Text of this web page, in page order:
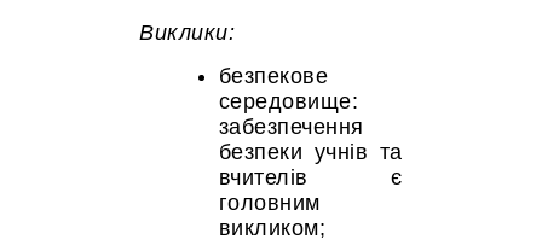
Виклики:
безпекове
середовище:
забезпечення
безпеки учнів та
вчителів є
головним
викликом;